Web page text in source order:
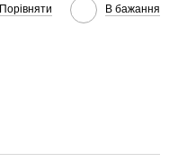
Порівняти В бажання